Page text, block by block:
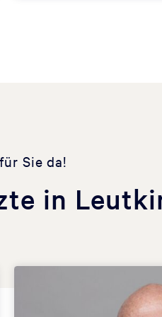
Sie da!
in